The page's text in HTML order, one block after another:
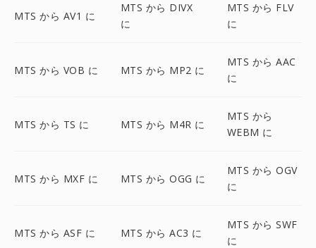
MTS から AV1 に
MTS から DIVX
に
MTS から FLV
に
MTS から VOB に MTS から MP2 に
MTS から AAC
に
MTS から TS に MTS から M4R に
MTS から
WEBM に
MTS から MXF に MTS から OGG に
MTS から OGV
に
MTS から ASF に MTS から AC3 に
MTS から SWF
に